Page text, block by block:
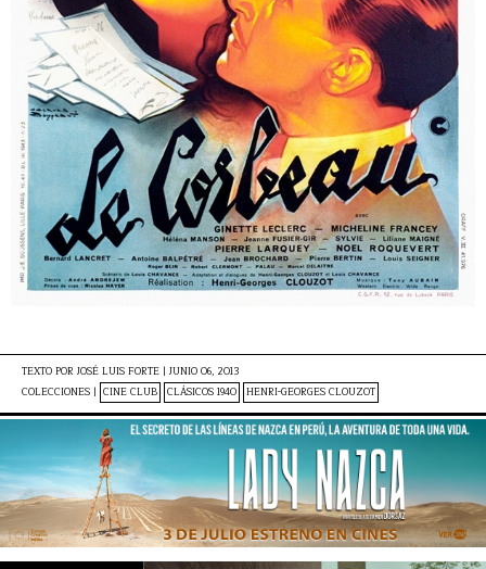
TEXTO POR JOSÉ LUIS FORTE | JUNIO 06, 2013
COLECCIONES | CINE CLUB CLÁSICOS 1940 HENRI-GEORGES CLOUZOT